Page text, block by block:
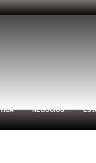
NEGOCIOS